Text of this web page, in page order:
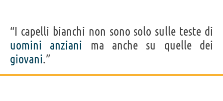
“I capelli bianchi non sono solo sulle teste di
uomini
anziani ma anche su quelle dei
giovani.”